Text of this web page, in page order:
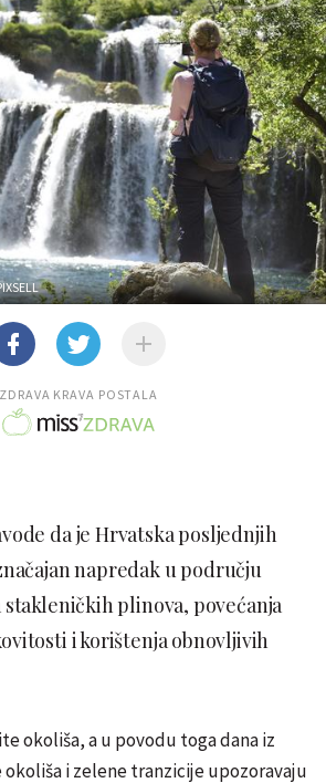
ZDRAVA KRAVA POSTALA
da je Hrvatska posljednjih
napredak u području
stakleničkih plinova, povećanja
i korištenja obnovljivih
okoliša, a u povodu toga dana iz
i zelene tranzicije upozoravaju